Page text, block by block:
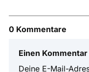
0 Kommentare
Einen
Deine E-Mail-